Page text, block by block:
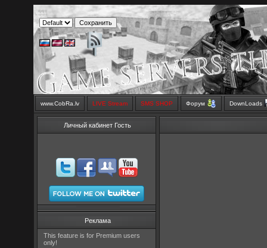
www.CobRa.lv LIVE Stream SMS SHOP Форум DownLoads
Личный кабинет Гость
Реклама
This feature is for Premium users
only!